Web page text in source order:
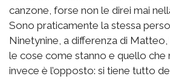
canzone, forse non le direi mai
Sono praticamente la stessa
Ninetynine, a differenza di
le cose come stanno e quello che
invece è l’opposto: si tiene tutto